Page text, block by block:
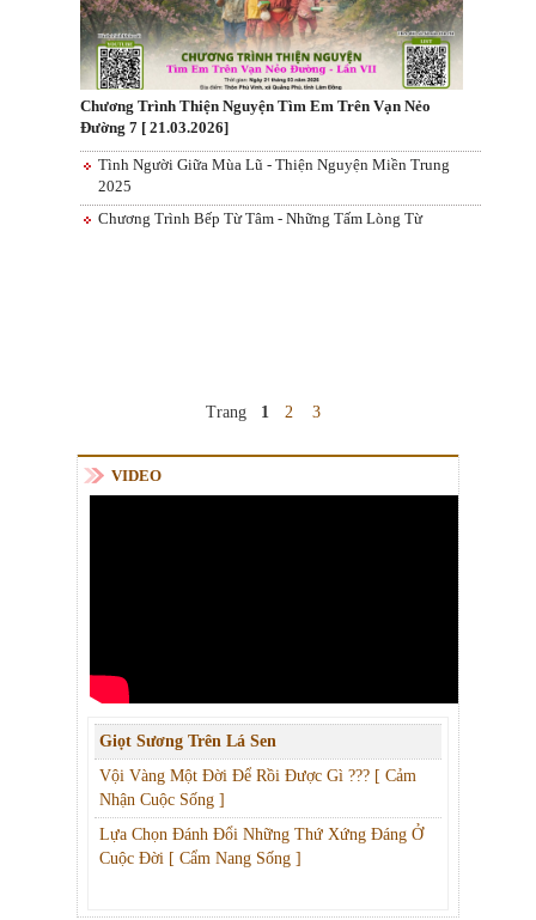
Chương Trình Thiện Nguyện Tìm Em Trên Vạn Nẻo
Đường 7 [ 21.03.2026]
Tình Người Giữa Mùa Lũ - Thiện Nguyện Miền Trung
2025
Chương Trình Bếp Từ Tâm - Những Tấm Lòng Từ
Trang 1 2 3
VIDEO
Giọt Sương Trên Lá Sen
Vội Vàng Một Đời Để Rồi Được Gì ??? [ Cảm
Nhận Cuộc Sống ]
Lựa Chọn Đánh Đổi Những Thứ Xứng Đáng Ở
Cuộc Đời [ Cẩm Nang Sống ]